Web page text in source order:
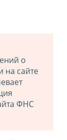
о
на сайте
ФНС